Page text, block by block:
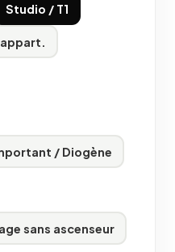
Studio / T1
/ Diogène
sans ascenseur